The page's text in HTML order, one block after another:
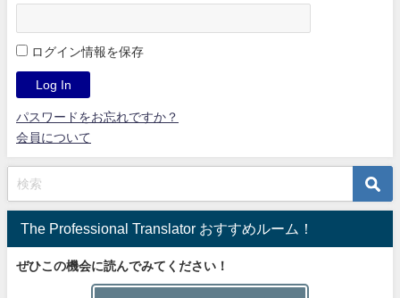
ログイン情報を保存
パスワードをお忘れですか？
会員について
The Professional Translator おすすめルーム！
ぜひこの機会に読んでみてください！